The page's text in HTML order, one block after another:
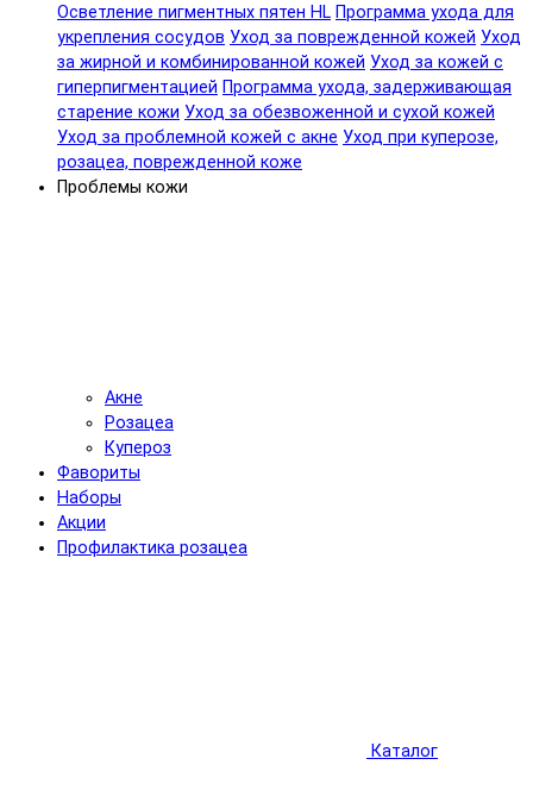
Осветление пигментных пятен HL Программа ухода для
укрепления сосудов Уход за поврежденной кожей Уход
за жирной и комбинированной кожей Уход за кожей с
гиперпигментацией Программа ухода, задерживающая
старение кожи Уход за обезвоженной и сухой кожей
Уход за проблемной кожей с акне Уход при куперозе,
розацеа, поврежденной коже
Проблемы кожи
Акне
Розацеа
Купероз
Фавориты
Наборы
Акции
Профилактика розацеа
Каталог